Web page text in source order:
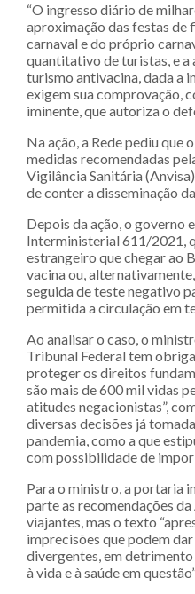
“O ingresso diário de
aproximação das festas de
carnaval e do próprio
quantitativo de turistas, e a
turismo antivacina, dada a
exigem sua comprovação,
iminente, que autoriza o
Na ação, a Rede pediu que
medidas recomendadas
Vigilância Sanitária
de conter a disseminação
Depois da ação, o governo
Interministerial 611/2021,
estrangeiro que chegar ao
vacina ou,
seguida de teste negativo
permitida a circulação em
Ao analisar o caso, o
Tribunal Federal tem
proteger os direitos
são mais de 600 mil vidas
atitudes negacionistas”,
diversas decisões já
pandemia, como a que
com possibilidade de
Para o ministro, a portaria
parte as recomendações
viajantes, mas o texto
imprecisões que podem
divergentes, em
à vida e à saúde em